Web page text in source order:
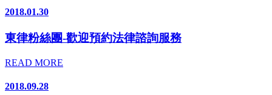
2018.01.30
東律粉絲團-歡迎預約法律諮詢服務
READ MORE
2018.09.28